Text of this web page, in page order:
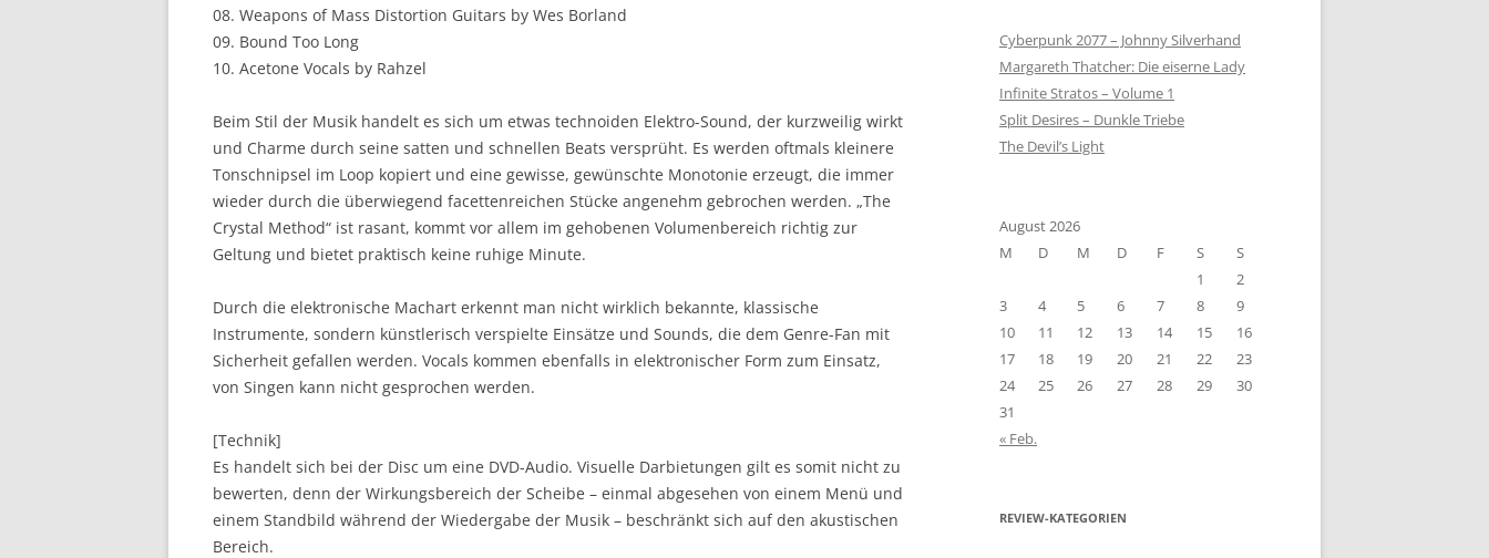
08. Weapons of Mass Distortion Guitars by Wes Borland
09. Bound Too Long
10. Acetone Vocals by Rahzel
Beim Stil der Musik handelt es sich um etwas technoiden Elektro-Sound, der kurzweilig wirkt
und Charme durch seine satten und schnellen Beats versprüht. Es werden oftmals kleinere
Tonschnipsel im Loop kopiert und eine gewisse, gewünschte Monotonie erzeugt, die immer
wieder durch die überwiegend facettenreichen Stücke angenehm gebrochen werden. „The
Crystal Method“ ist rasant, kommt vor allem im gehobenen Volumenbereich richtig zur
Geltung und bietet praktisch keine ruhige Minute.
Durch die elektronische Machart erkennt man nicht wirklich bekannte, klassische
Instrumente, sondern künstlerisch verspielte Einsätze und Sounds, die dem Genre-Fan mit
Sicherheit gefallen werden. Vocals kommen ebenfalls in elektronischer Form zum Einsatz,
von Singen kann nicht gesprochen werden.
[Technik]
Es handelt sich bei der Disc um eine DVD-Audio. Visuelle Darbietungen gilt es somit nicht zu
bewerten, denn der Wirkungsbereich der Scheibe – einmal abgesehen von einem Menü und
einem Standbild während der Wiedergabe der Musik – beschränkt sich auf den akustischen
Bereich.
Cyberpunk 2077 – Johnny Silverhand
Margareth Thatcher: Die eiserne Lady
Infinite Stratos – Volume 1
Split Desires – Dunkle Triebe
The Devil’s Light
August 2026
M
D M D F S
S
1
2
3
4 5 6 7 8
9
10
11 12 13 14 15
16
17
18 19 20 21 22
23
24
25 26 27 28 29
30
31
« Feb.
REVIEW-KATEGORIEN